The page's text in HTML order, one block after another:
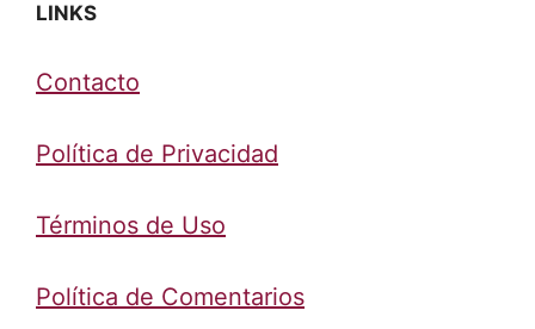
LINKS
Contacto
Política de Privacidad
Términos de Uso
Política de Comentarios